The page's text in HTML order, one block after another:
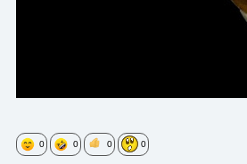
0 0 0 0